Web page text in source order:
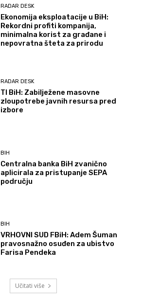
RADAR DESK
Ekonomija eksploatacije u BiH:
Rekordni profiti kompanija,
minimalna korist za građane i
nepovratna šteta za prirodu
RADAR DESK
TI BiH: Zabilježene masovne
zloupotrebe javnih resursa pred
izbore
BIH
Centralna banka BiH zvanično
aplicirala za pristupanje SEPA
području
BIH
VRHOVNI SUD FBiH: Adem Šuman
pravosnažno osuđen za ubistvo
Farisa Pendeka
Učitati više